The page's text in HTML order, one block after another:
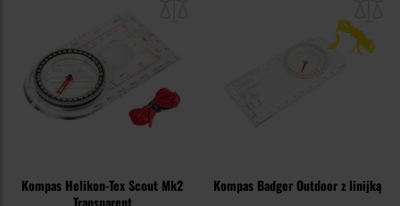
Kompas Helikon-Tex Scout Mk2
Transparent
Kompas Badger Outdoor z linijką